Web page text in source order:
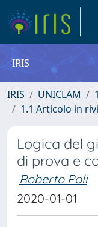
IRIS
IRIS UNICLAM
1.1 Articolo in
Logica del
di prova e
Roberto Poli
2020-01-01